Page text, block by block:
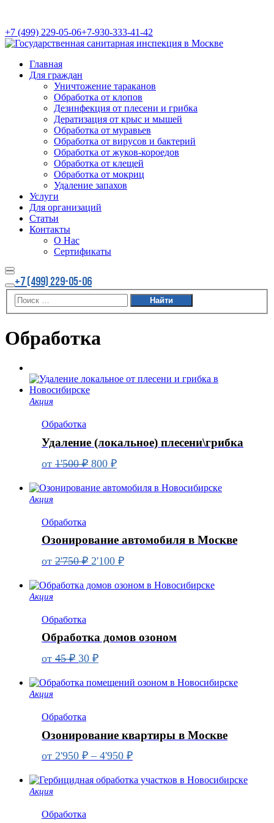
+7 (499) 229-05-06+7-930-333-41-42
Главная
Для граждан
Уничтожение тараканов
Обработка от клопов
Дезинфекция от плесени и грибка
Дератизация от крыс и мышей
Обработка от муравьев
Обработка от вирусов и бактерий
Обработка от жуков-короедов
Обработка от клещей
Обработка от мокриц
Удаление запахов
Услуги
Для организаций
Статьи
Контакты
О Нас
Сертификаты
Найти
Больше
информации
Главное
меню
+7 (499) 229-05-06
Обработка
Акция
Обработка
Удаление (локальное) плесени\грибка
от 1'500₽ Первоначальная
составляла
800 ₽Текущая
800 ₽.
Акция
Обработка
Озонирование автомобиля в Москве
от 2'750₽ Первоначальная
составляла
2'100 ₽Текущая
2'100 ₽.
Акция
Обработка
Обработка домов озоном
от 45₽ Первоначальная
составляла
30 ₽Текущая
30 ₽.
Акция
Обработка
Озонирование квартиры в Москве
от 2'950 ₽ – 4'950 ₽Диапазон
2'950 ₽
Акция
Обработка